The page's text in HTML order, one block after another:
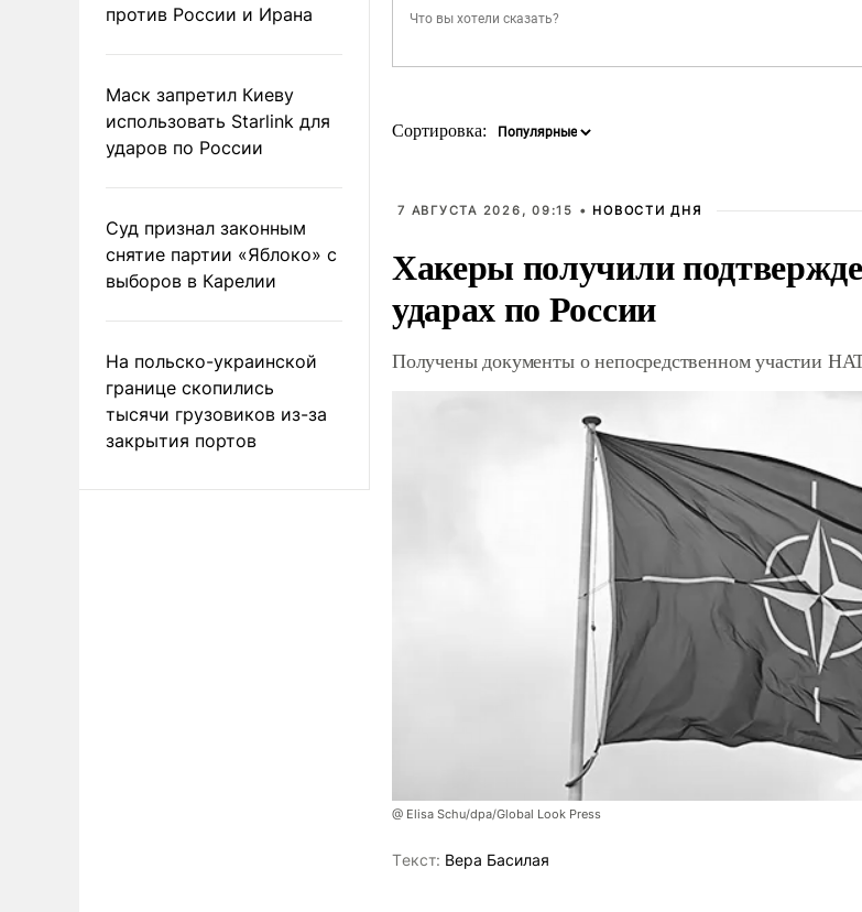
против России и Ирана
Маск запретил Киеву
использовать Starlink для
ударов по России
Суд признал законным
снятие партии «Яблоко» с
выборов в Карелии
На польско-украинской
границе скопились
тысячи грузовиков из-за
закрытия портов
Сортировка:
7 АВГУСТА 2026, 09:15 • НОВОСТИ ДНЯ
Хакеры получили
ударах по России
Получены документы о непосредственном участии
@ Elisa Schu/dpa/Global Look Press
Tекст: Вера Басилая